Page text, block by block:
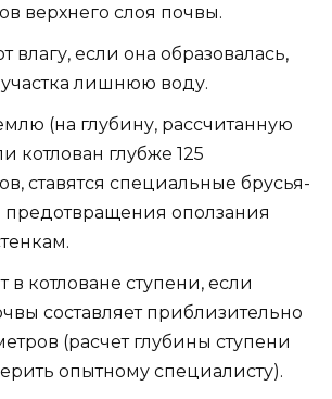
верхнего слоя почвы.
влагу, если она образовалась,
участка лишнюю воду.
(на глубину, рассчитанную
котлован глубже 125
ставятся специальные брусья-
оползания
в котловане ступени, если
составляет приблизительно
(расчет глубины ступени
опытному специалисту).